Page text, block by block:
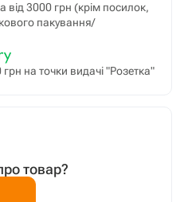
від 3000 грн (крім посилок,
пакування/
на точки видачі "Розетка"
товар?